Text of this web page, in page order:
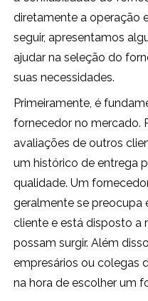
diretamente a operação
seguir, apresentamos
ajudar na seleção do
suas necessidades.
Primeiramente, é
fornecedor no mercado.
avaliações de outros
um histórico de entrega
qualidade. Um
geralmente se preocupa
cliente e está disposto a
possam surgir. Além
empresários ou colegas
na hora de escolher um